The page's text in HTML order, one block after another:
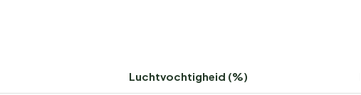
Luchtvochtigheid (%)